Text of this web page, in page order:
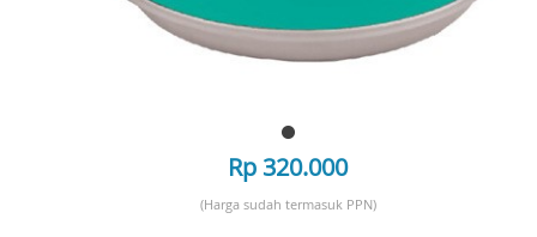
Rp 320.000
(Harga sudah termasuk PPN)